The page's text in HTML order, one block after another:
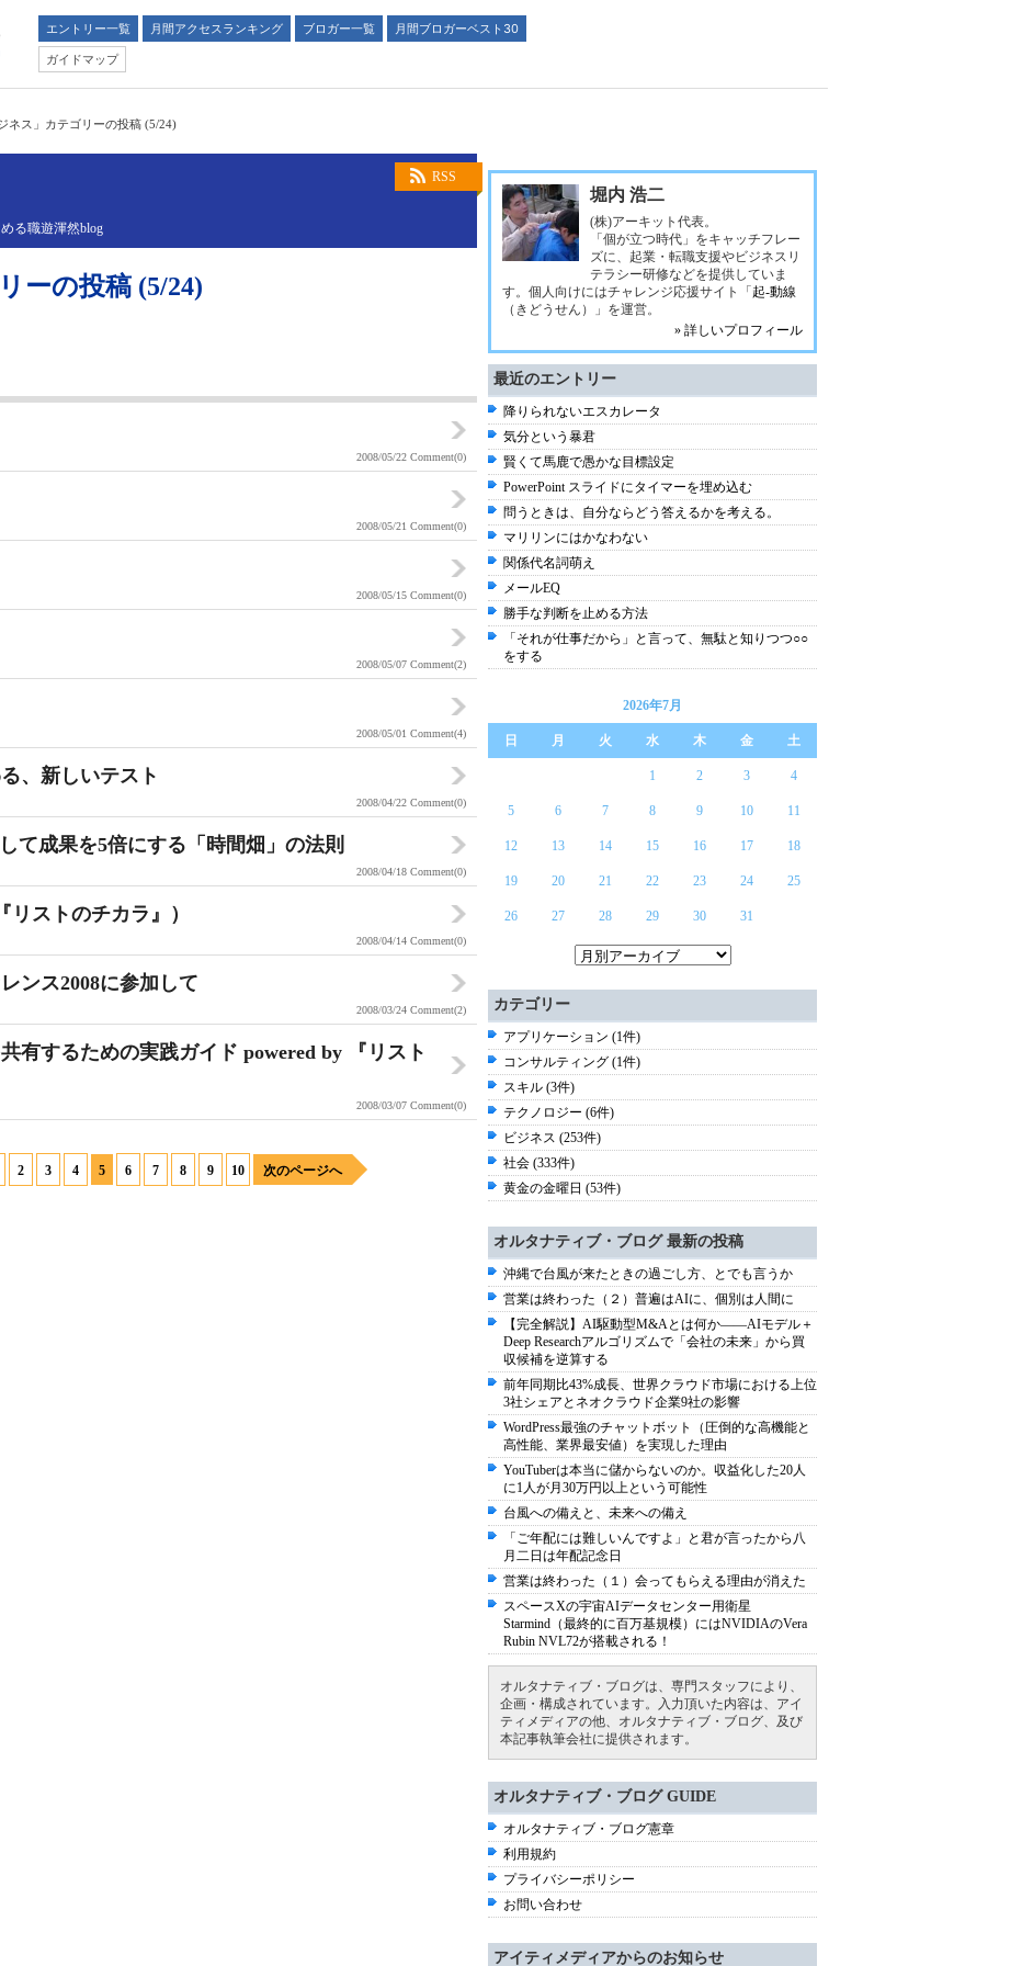
エントリー一覧 月間アクセスランキング ブロガー一覧
月間ブロガーベスト30
ガイドマップ
ジネス」カテゴリーの投稿 (5/24)
RSS
る職遊渾然blog
ーの投稿 (5/24)
2008/05/22 Comment(0)
2008/05/21 Comment(0)
2008/05/15 Comment(0)
2008/05/07 Comment(2)
2008/05/01 Comment(4)
、新しいテスト
2008/04/22 Comment(0)
て成果を5倍にする「時間畑」の法則
2008/04/18 Comment(0)
ストのチカラ』）
2008/04/14 Comment(0)
ンス2008に参加して
2008/03/24 Comment(2)
有するための実践ガイド powered by 『リスト
2008/03/07 Comment(0)
2 3 4 5 6 7 8 9 10 次のページへ
堀内 浩二
(株)アーキット代表。
「個が立つ時代」をキャッチフレー
ズに、起業・転職支援やビジネスリ
テラシー研修などを提供していま
す。個人向けにはチャレンジ応援サイト「 起-動線
（きどうせん）」を運営。
» 詳しいプロフィール
最近のエントリー
降りられないエスカレータ
気分という暴君
賢くて馬鹿で愚かな目標設定
PowerPoint スライドにタイマーを埋め込む
問うときは、自分ならどう答えるかを考える。
マリリンにはかなわない
関係代名詞萌え
メールEQ
勝手な判断を止める方法
「それが仕事だから」と言って、無駄と知りつつ○○
をする
2026年7月
日 月 火 水 木 金 土
1 2 3 4
5 6 7 8 9 10 11
12 13 14 15 16 17 18
19 20 21 22 23 24 25
26 27 28 29 30 31
カテゴリー
アプリケーション (1件)
コンサルティング (1件)
スキル (3件)
テクノロジー (6件)
ビジネス (253件)
社会 (333件)
黄金の金曜日 (53件)
オルタナティブ・ブログ 最新の投稿
沖縄で台風が来たときの過ごし方、とでも言うか
営業は終わった（２）普遍はAIに、個別は人間に
【完全解説】AI駆動型M&Aとは何か――AIモデル＋
Deep Researchアルゴリズムで「会社の未来」から買
収候補を逆算する
前年同期比43%成長、世界クラウド市場における上位
3社シェアとネオクラウド企業9社の影響
WordPress最強のチャットボット（圧倒的な高機能と
高性能、業界最安値）を実現した理由
YouTuberは本当に儲からないのか。収益化した20人
に1人が月30万円以上という可能性
台風への備えと、未来への備え
「ご年配には難しいんですよ」と君が言ったから八
月二日は年配記念日
営業は終わった（１）会ってもらえる理由が消えた
スペースXの宇宙AIデータセンター用衛星
Starmind（最終的に百万基規模）にはNVIDIAのVera
Rubin NVL72が搭載される！
オルタナティブ・ブログは、専門スタッフにより、
企画・構成されています。入力頂いた内容は、アイ
ティメディアの他、オルタナティブ・ブログ、及び
本記事執筆会社に提供されます。
オルタナティブ・ブログ GUIDE
オルタナティブ・ブログ憲章
利用規約
プライバシーポリシー
お問い合わせ
アイティメディアからのお知らせ